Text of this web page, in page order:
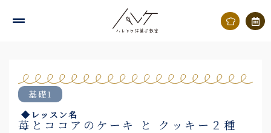
基礎1
◆レッスン名
苺とココアのケーキ と クッキー２種